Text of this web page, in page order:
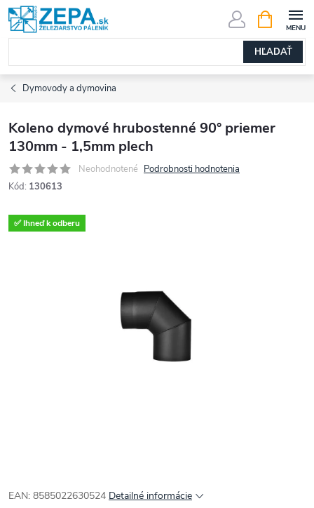
Prejsť
na
obsah
HĽADAŤ
KOŠÍK
Dymovody a dymovina
Koleno dymové hrubostenné 90° priemer
130mm - 1,5mm plech
Neohodnotené Podrobnosti hodnotenia
Kód: 130613
✅ Ihneď k odberu
EAN: 8585022630524 Detailné informácie